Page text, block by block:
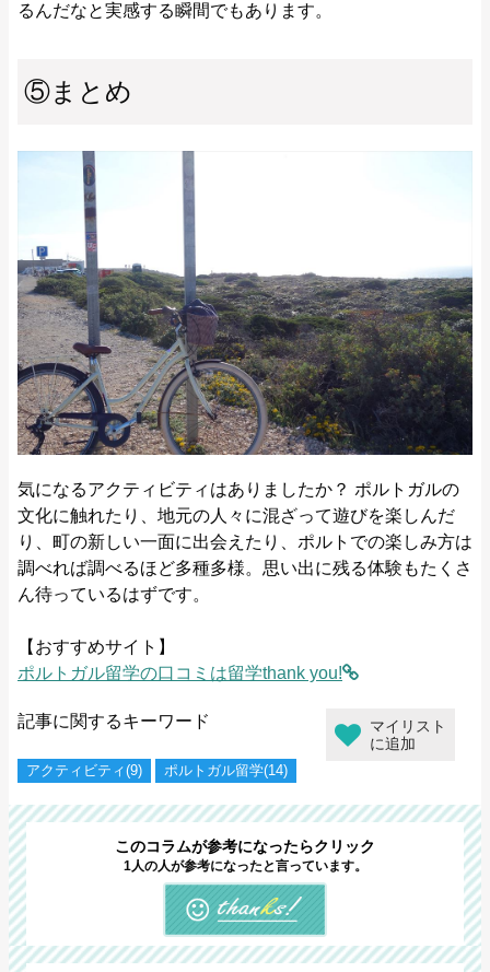
るんだなと実感する瞬間でもあります。
⑤まとめ
気になるアクティビティはありましたか？ ポルトガルの
文化に触れたり、地元の人々に混ざって遊びを楽しんだ
り、町の新しい一面に出会えたり、ポルトでの楽しみ方は
調べれば調べるほど多種多様。思い出に残る体験もたくさ
ん待っているはずです。
【おすすめサイト】
ポルトガル留学の口コミは留学thank you!
マイリスト
に追加
記事に関するキーワード
アクティビティ(9) ポルトガル留学(14)
このコラムが参考になったらクリック
1人の人が参考になったと言っています。